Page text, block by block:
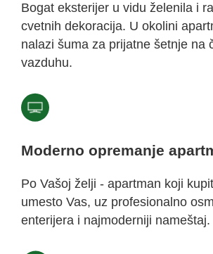
Bogat eksterijer u vidu želenila i
cvetnih dekoracija. U okolini
nalazi šuma za prijatne šetnje na
vazduhu.
Moderno opremanje
Po Vašoj želji - apartman koji
umesto Vas, uz profesionalno
enterijera i najmoderniji nameštaj.